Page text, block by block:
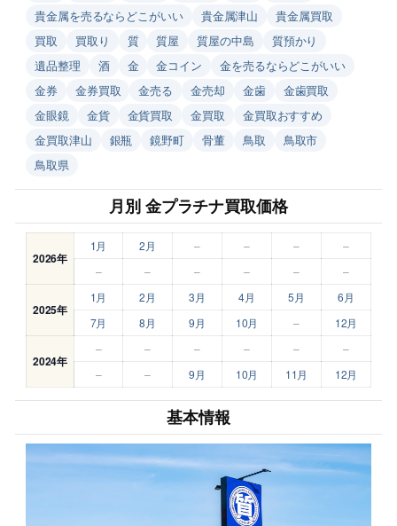
貴金属を売るならどこがいい
貴金属津山
貴金属買取
買取
買取り 質 質屋 質屋の中島
質預かり
遺品整理
酒 金 金コイン
金を売るならどこがいい
金券
金券買取 金売る 金売却 金歯
金歯買取
金眼鏡
金貨 金貨買取 金買取
金買取おすすめ
金買取津山
銀瓶 鏡野町 骨董 鳥取
鳥取市
鳥取県
月別 金プラチナ買取価格
2026年
1月 2月 – – –
–
–
– – – – –
2025年
1月 2月 3月 4月 5月
6月
7月
8月 9月 10月 – 12月
2024年
– – – – –
–
–
– 9月 10月 11月 12月
基本情報